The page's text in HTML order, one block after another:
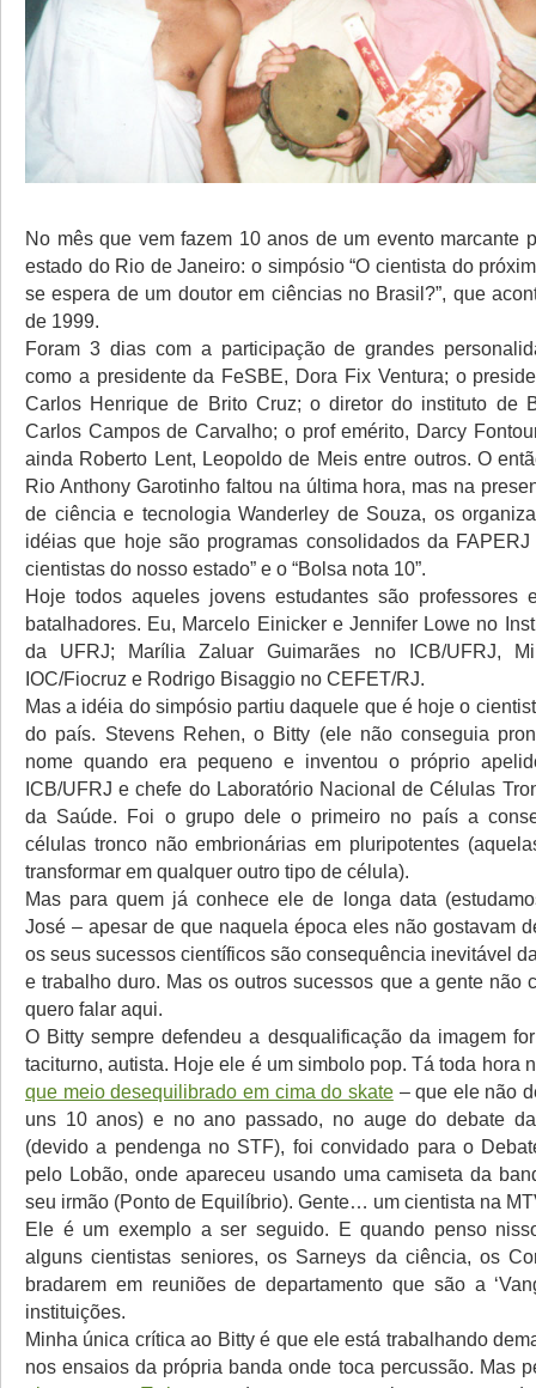
No mês que vem fazem 10 anos de um evento marcante
estado do Rio de Janeiro: o simpósio “O cientista do
se espera de um doutor em ciências no Brasil?”, que
de 1999.
Foram 3 dias com a participação de grandes
como a presidente da FeSBE, Dora Fix Ventura; o
Carlos Henrique de Brito Cruz; o diretor do instituto de
Carlos Campos de Carvalho; o prof emérito, Darcy
ainda Roberto Lent, Leopoldo de Meis entre outros. O
Rio Anthony Garotinho faltou na última hora, mas na
de ciência e tecnologia Wanderley de Souza, os
idéias que hoje são programas consolidados da FAPERJ
cientistas do nosso estado” e o “Bolsa nota 10”.
Hoje todos aqueles jovens estudantes são professores
batalhadores. Eu, Marcelo Einicker e Jennifer Lowe no
da UFRJ; Marília Zaluar Guimarães no ICB/UFRJ,
IOC/Fiocruz e Rodrigo Bisaggio no CEFET/RJ.
Mas a idéia do simpósio partiu daquele que é hoje o
do país. Stevens Rehen, o Bitty (ele não conseguia
nome quando era pequeno e inventou o próprio
ICB/UFRJ e chefe do Laboratório Nacional de Células
da Saúde. Foi o grupo dele o primeiro no país a
células tronco não embrionárias em pluripotentes
transformar em qualquer outro tipo de célula).
Mas para quem já conhece ele de longa data
José – apesar de que naquela época eles não gostavam
os seus sucessos científicos são consequência inevitável
e trabalho duro. Mas os outros sucessos que a gente não
quero falar aqui.
O Bitty sempre defendeu a desqualificação da imagem
taciturno, autista. Hoje ele é um simbolo pop. Tá toda hora
que meio desequilibrado em cima do skate– que ele não
uns 10 anos) e no ano passado, no auge do debate
(devido a pendenga no STF), foi convidado para o
pelo Lobão, onde apareceu usando uma camiseta da
seu irmão (Ponto de Equilíbrio). Gente… um cientista na
Ele é um exemplo a ser seguido. E quando penso
alguns cientistas seniores, os Sarneys da ciência, os
bradarem em reuniões de departamento que são a
instituições.
Minha única crítica ao Bitty é que ele está trabalhando
nos ensaios da própria banda onde toca percussão. Mas